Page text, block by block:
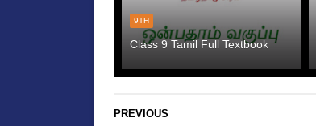
9TH
Class 9 Tamil Full Textbook
PREVIOUS